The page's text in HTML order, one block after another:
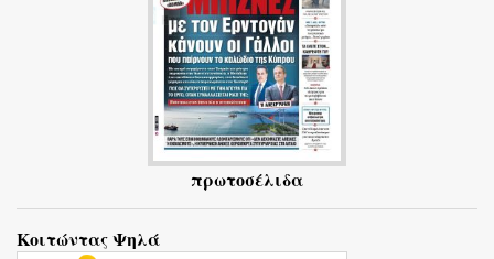
πρωτοσέλιδα
Κοιτώντας Ψηλά